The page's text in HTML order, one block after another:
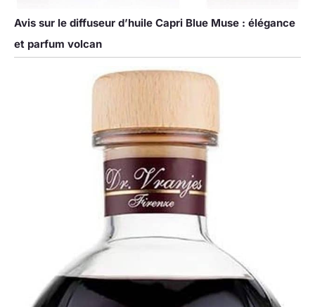
Avis sur le diffuseur d’huile Capri Blue Muse : élégance
et parfum volcan